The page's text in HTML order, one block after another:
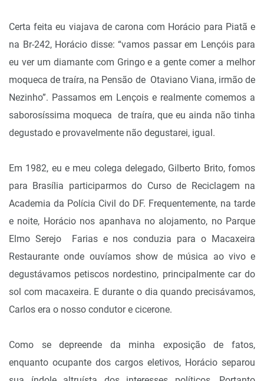
Certa feita eu viajava de carona com Horácio para Piatã e
na Br-242, Horácio disse: “vamos passar em Lençóis para
eu ver um diamante com Gringo e a gente comer a melhor
moqueca de traíra, na Pensão de Otaviano Viana, irmão de
Nezinho”. Passamos em Lençois e realmente comemos a
saborosíssima moqueca de traíra, que eu ainda não tinha
degustado e provavelmente não degustarei, igual.
Em 1982, eu e meu colega delegado, Gilberto Brito, fomos
para Brasília participarmos do Curso de Reciclagem na
Academia da Polícia Civil do DF. Frequentemente, na tarde
e noite, Horácio nos apanhava no alojamento, no Parque
Elmo Serejo Farias e nos conduzia para o Macaxeira
Restaurante onde ouvíamos show de música ao vivo e
degustávamos petiscos nordestino, principalmente car do
sol com macaxeira. E durante o dia quando precisávamos,
Carlos era o nosso condutor e cicerone.
Como se depreende da minha exposição de fatos,
enquanto ocupante dos cargos eletivos, Horácio separou